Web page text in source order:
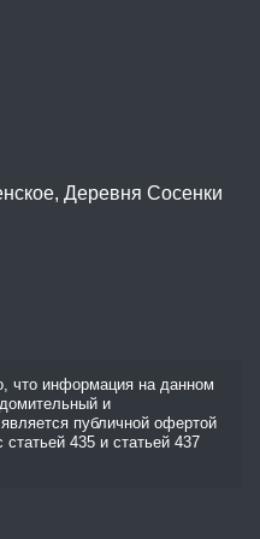
Деревня Сосенки
что информация на данном
и
публичной офертой
435 и статьей 437